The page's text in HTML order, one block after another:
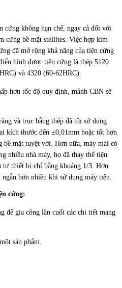
cứng không hạn chế, ngay cả đối với
cứng bề mặt stellites. Việc hợp kim
đã mở rộng khả năng của tiện cứng
hình được tiện cứng là thép 5120
và 4320 (60-62HRC).
hơn tốc độ quy định, mảnh CBN sẽ
và trục bằng thép đã tôi sử dụng
kích thước đến ±0,01mm hoặc tốt hơn
bề mặt tuyệt vời. Hơn nữa, máy mài có
nhiều nhà máy, họ đã thay thế tiện
thiết bị chỉ bằng khoảng 1/3. Hơn
hơn nhiều khi sử dụng máy tiện.
cứng:
để gia công lần cuối các chi tiết mang
sản phẩm.